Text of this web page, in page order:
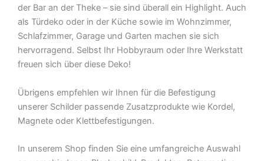
der Bar an der Theke – sie sind überall ein Highlight. Auch
als Türdeko oder in der Küche sowie im Wohnzimmer,
Schlafzimmer, Garage und Garten machen sie sich
hervorragend. Selbst Ihr Hobbyraum oder Ihre Werkstatt
freuen sich über diese Deko!
Übrigens empfehlen wir Ihnen für die Befestigung
unserer Schilder passende Zusatzprodukte wie Kordel,
Magnete oder Klettbefestigungen.
In unserem Shop finden Sie eine umfangreiche Auswahl